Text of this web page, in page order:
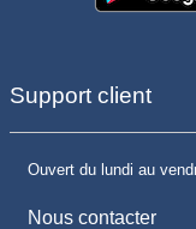
Support client
Ouvert du lundi au
Nous contacter